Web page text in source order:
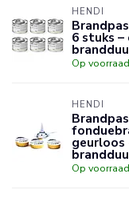
HENDI
6 stuks –
Op voorraad
HENDI
geurloos
Op voorraad